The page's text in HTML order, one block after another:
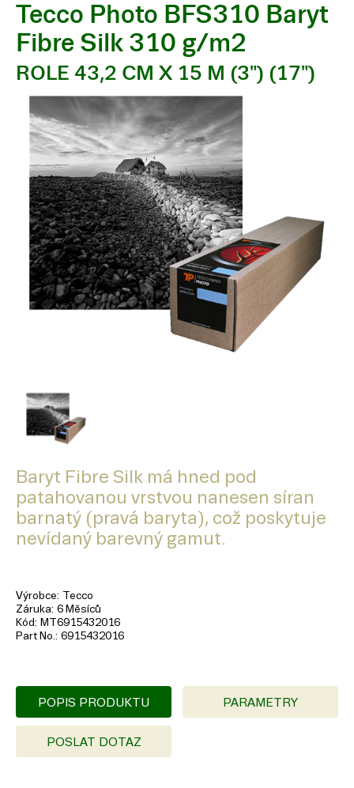
Tecco Photo BFS310 Baryt
Fibre Silk 310 g/m2
ROLE 43,2 CM X 15 M (3") (17")
Baryt Fibre Silk má hned pod
patahovanou vrstvou nanesen síran
barnatý (pravá baryta), což poskytuje
nevídaný barevný gamut.
Výrobce Tecco
Záruka 6 Měsíců
Kód
MT6915432016
Part No. 6915432016
POPIS PRODUKTU PARAMETRY
POSLAT DOTAZ